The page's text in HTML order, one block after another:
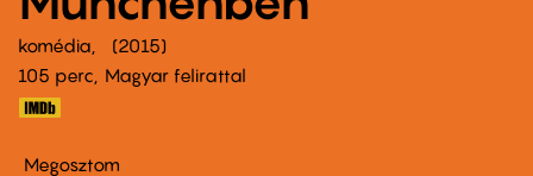
komédia
2015
105 perc,
Magyar felirattal
Megosztom